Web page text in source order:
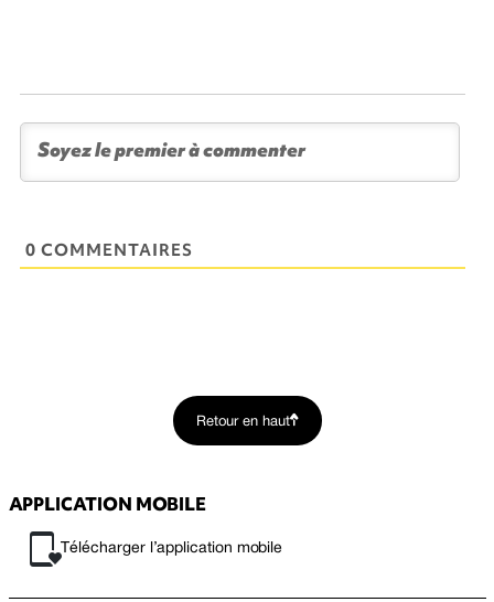
0 COMMENTAIRES
Retour en haut
APPLICATION MOBILE
Télécharger l’application mobile